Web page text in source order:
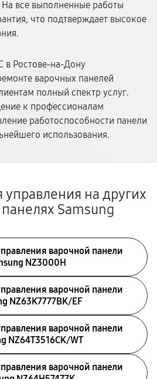
На все выполненные работы
что подтверждает высокое
в Ростове-на-Дону
варочных панелей
полный спектр услуг.
к профессионалам
работоспособности панели
использования.
на других
Samsung
варочной панели
NZ3000H
варочной панели
NZ63K7777BK/EF
варочной панели
NZ64T3516CK/WT
варочной панели